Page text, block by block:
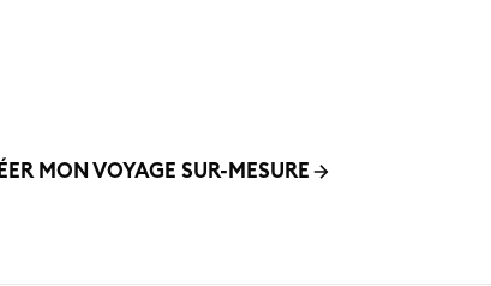
MON VOYAGE SUR-MESURE